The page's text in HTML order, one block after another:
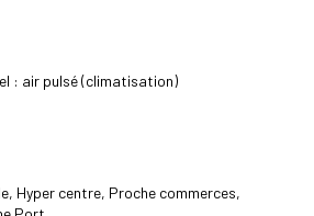
: air pulsé (climatisation)
Hyper centre, Proche commerces,